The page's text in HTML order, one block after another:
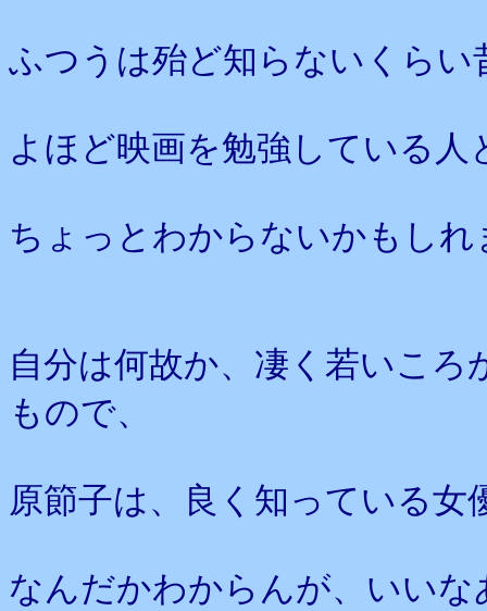
ふつうは殆ど知らないくら
よほど映画を勉強している
ちょっとわからないかもしれ
自分は何故か、凄く若いこ
もので、
原節子は、良く知っている女
なんだかわからんが、いい